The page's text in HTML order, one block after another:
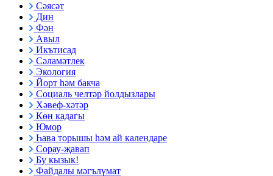
Сәясәт
Дин
Фән
Авыл
Икътисад
Сәламәтлек
Экология
Йорт һәм бакча
Социаль челтәр йолдызлары
Хәвеф-хәтәр
Көн кадагы
Юмор
Һава торышы һәм ай календаре
Сорау-җавап
Бу кызык!
Файдалы мәгълүмат